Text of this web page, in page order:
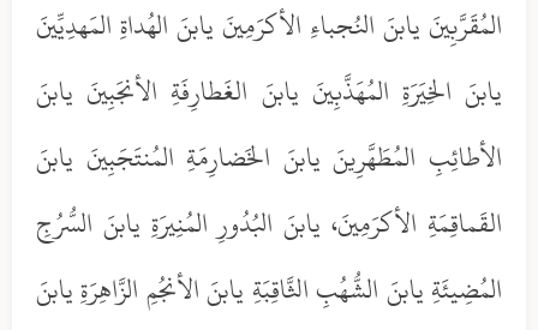
المُقَرَّبِينَ يابنَ النُجباءِ الأكرَمِينَ يابنَ الهُداةِ المَهدِيِّينَ
يابنَ الخِيَرَةِ المُهَذَّبِينَ يابنَ الغَطارِفَةِ الأنجَبِينَ يابنَ
الأطائِبِ المُطَهَّرِينَ يابنَ الخَضارِمَةِ المُنتَجَبِينَ يابنَ
القَماقِمَةِ الأكرَمِينَ، يابنَ البُدُورِ المُنِيرَةِ يابنَ السُّرُجِ
المُضِيئَةِ يابنَ الشُّهُبِ الثَّاقِبَةِ يابنَ الأنجُمِ الزَّاهِرَةِ يابنَ